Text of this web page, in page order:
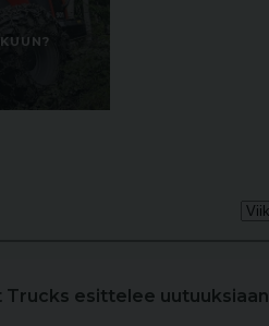
Trucks esittelee uutuuksiaan